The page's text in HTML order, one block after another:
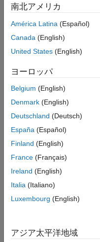
C エンジン アプリケーション
C MAT ファイル アプリケーション
Fortran MAT ファイル アプリケーシ
参考
ランタイム ライブラリと
してください。パス名を
ンドを使用します。
compiler
インクルード ファイ
なる。
C++ MEX 関数
C++ MEX 関数をビルドす
MATLAB データ API
を使
インクルード ファイル:
— C++ MEX
mexAdapter.hpp
—
南北アメリカ
América Latina (Español)
Canada (English)
United States (English)
ヨーロッパ
Belgium (English)
Denmark (English)
Deutschland (Deutsch)
España (Español)
Finland (English)
France (Français)
Ireland (English)
Italia (Italiano)
Luxembourg (English)
アジア太平洋地域